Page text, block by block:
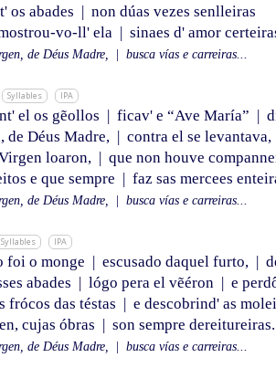
os abades | non dúas vezes senlleiras
vo-ll' ela | sinaes d' amor
de Déus Madre, busca vías e carreiras...
Syllables IPA
el os gẽollos | ficav' e “Ave María” |
de Déus Madre, | contra el se levantava,
loaron, | que non houve
e que sempre | faz sas mercees
de Déus Madre, busca vías e carreiras...
Syllables IPA
foi o monge | escusado daquel furto, |
abades | lógo pera el vẽéron | e
frócos das téstas | e descobrind' as
cujas óbras | son sempre dereitureiras.
de Déus Madre, busca vías e carreiras...